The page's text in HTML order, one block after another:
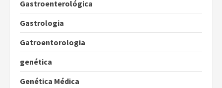
Gastroenterológica
Gastrologia
Gatroentorologia
genética
Genética Médica